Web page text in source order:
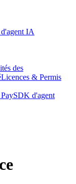
IA
des
Licences & Permis
SDK d'agent